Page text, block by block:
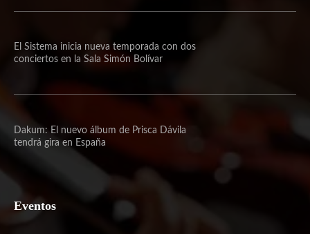
El Sistema inicia nueva temporada con dos
conciertos en la Sala Simón Bolívar
Dakum: El nuevo álbum de Prisca Dávila
tendrá gira en España
Eventos